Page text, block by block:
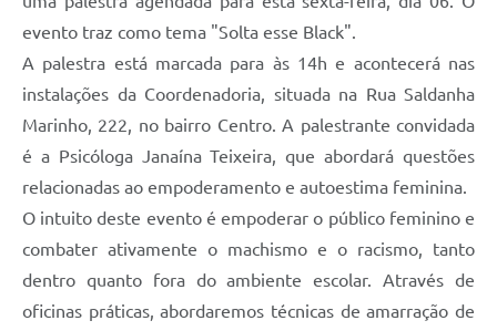
Serviços Online
Telefones Úteis
Agenda
Contato
evento traz como tema "Solta esse Black".
A palestra está marcada para às 14h e acontecerá nas
instalações da Coordenadoria, situada na Rua Saldanha
Marinho, 222, no bairro Centro. A palestrante convidada
é a Psicóloga Janaína Teixeira, que abordará questões
relacionadas ao empoderamento e autoestima feminina.
O intuito deste evento é empoderar o público feminino e
combater ativamente o machismo e o racismo, tanto
dentro quanto fora do ambiente escolar. Através de
oficinas práticas, abordaremos técnicas de amarração de